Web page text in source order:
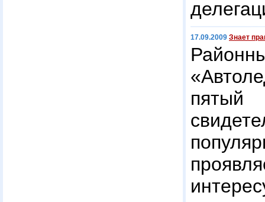
17.09.2009 Знает